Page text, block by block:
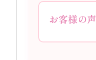
お客様の声